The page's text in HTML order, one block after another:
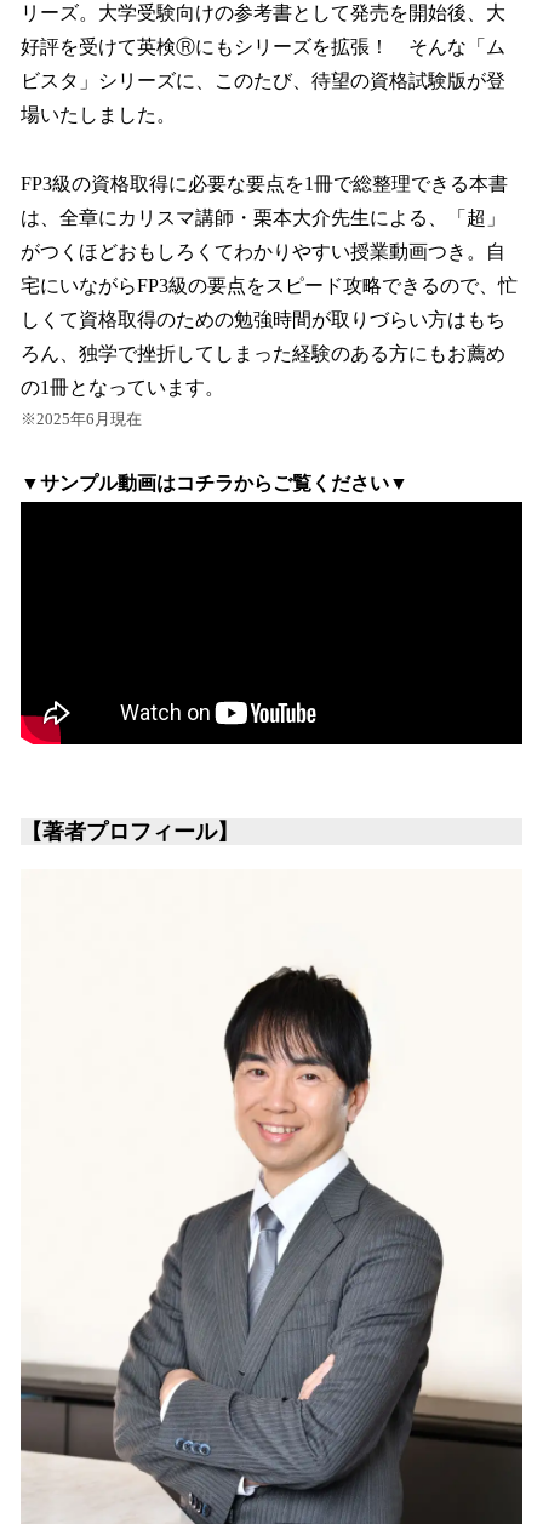
リーズ。大学受験向けの参考書として発売を開始後、大
好評を受けて英検Ⓡにもシリーズを拡張！ そんな「ム
ビスタ」シリーズに、このたび、待望の資格試験版が登
場いたしました。
FP3級の資格取得に必要な要点を1冊で総整理できる本書
は、全章にカリスマ講師・栗本大介先生による、「超」
がつくほどおもしろくてわかりやすい授業動画つき。自
宅にいながらFP3級の要点をスピード攻略できるので、忙
しくて資格取得のための勉強時間が取りづらい方はもち
ろん、独学で挫折してしまった経験のある方にもお薦め
の1冊となっています。
※2025年6月現在
▼サンプル動画はコチラからご覧ください▼
【著者プロフィール】